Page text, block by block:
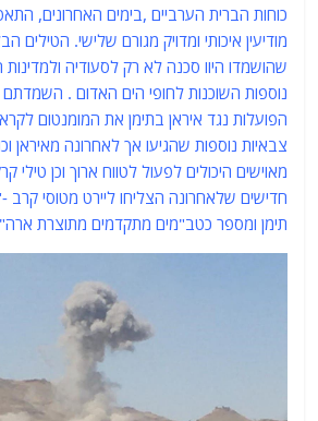
כוחות הברית הערביים ,בימים האחרונים,
מודיעין איכותי ומדויק מגורם שלישי. הטילים
שהושמדו היוו סכנה לא רק לסעודיה
נוספות השוכנות לחופי הים האדום .
הפועלות נגד איראן בתימן את המומנטום
צבאיות נוספות שהגיעו אך לאחרונה מאיראן
מאוישים היכולים לפעול לטווח ארוך וכן טילי
חדישים שלאחרונה הצליחו ליירט מטוסי
תימן ומספר כטב"מים מתקדמים מתוצרת